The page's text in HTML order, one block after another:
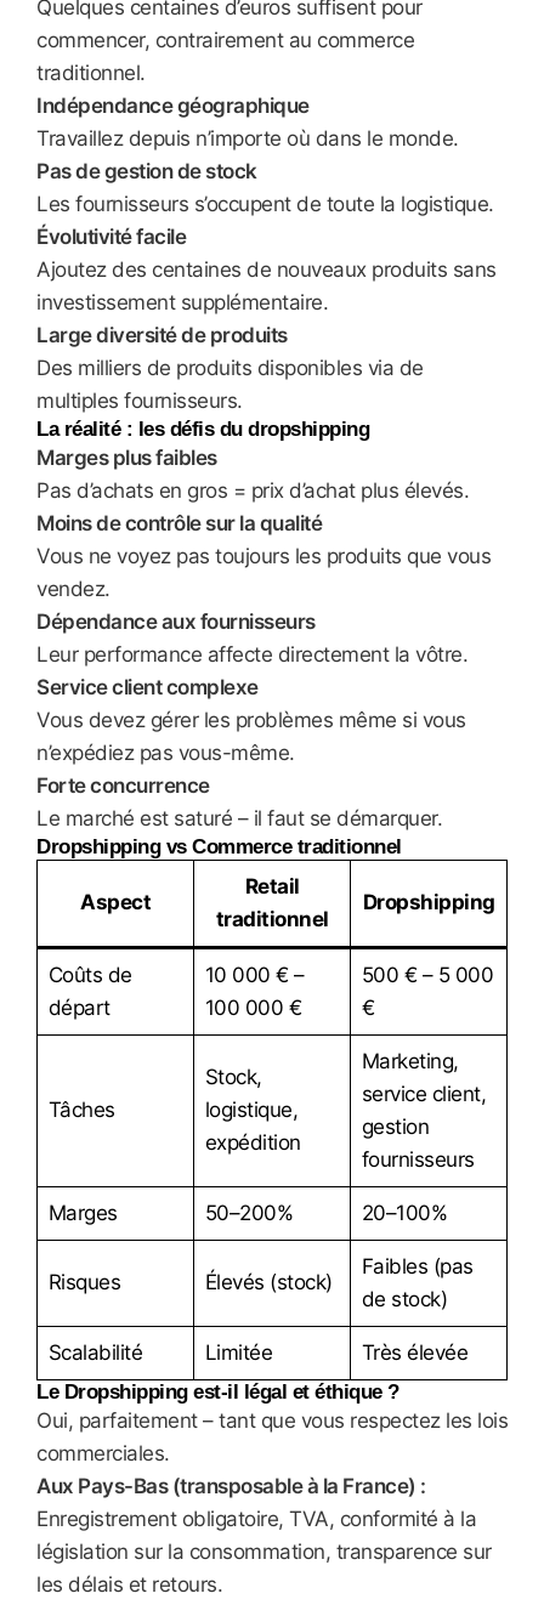
Quelques centaines d’euros suffisent pour
commencer, contrairement au commerce
traditionnel.
Indépendance géographique
Travaillez depuis n’importe où dans le monde.
Pas de gestion de stock
Les fournisseurs s’occupent de toute la logistique.
Évolutivité facile
Ajoutez des centaines de nouveaux produits sans
investissement supplémentaire.
Large diversité de produits
Des milliers de produits disponibles via de
multiples fournisseurs.
La réalité : les défis du dropshipping
Marges plus faibles
Pas d’achats en gros = prix d’achat plus élevés.
Moins de contrôle sur la qualité
Vous ne voyez pas toujours les produits que vous
vendez.
Dépendance aux fournisseurs
Leur performance affecte directement la vôtre.
Service client complexe
Vous devez gérer les problèmes même si vous
n’expédiez pas vous-même.
Forte concurrence
Le marché est saturé – il faut se démarquer.
Dropshipping vs Commerce traditionnel
Aspect
Retail
traditionnel
Dropshipping
Coûts de
départ
10 000 € –
100 000 €
500 € – 5 000
€
Tâches
Stock,
logistique,
expédition
Marketing,
service client,
gestion
fournisseurs
Marges 50–200% 20–100%
Risques Élevés (stock)
Faibles (pas
de stock)
Scalabilité Limitée Très élevée
Le Dropshipping est-il légal et éthique ?
Oui, parfaitement – tant que vous respectez les lois
commerciales.
Aux Pays-Bas (transposable à la France) :
Enregistrement obligatoire, TVA, conformité à la
législation sur la consommation, transparence sur
les délais et retours.